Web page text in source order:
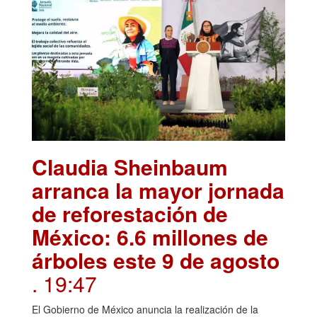
Claudia Sheinbaum
arranca la mayor jornada
de reforestación de
México: 6.6 millones de
árboles este 9 de agosto
. 19:47
El Gobierno de México anuncia la realización de la